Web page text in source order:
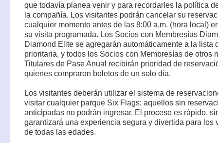
que todavía planea venir y para recordarles la política
la compañía. Los visitantes podrán cancelar su
cualquier momento antes de las 8:00 a.m. (hora local)
su visita programada. Los Socios con Membresías
Diamond Elite se agregarán automáticamente a la lista
prioritaria, y todos los Socios con Membresías de otros
Titulares de Pase Anual recibirán prioridad de
quienes compraron boletos de un solo día.
Los visitantes deberán utilizar el sistema de
visitar cualquier parque Six Flags; aquellos sin
anticipadas no podrán ingresar. El proceso es rápido,
garantizará una experiencia segura y divertida para los
de todas las edades.